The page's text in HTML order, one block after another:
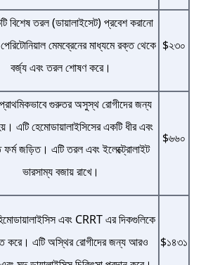
বিশেষ তরল (ডায়ালাইসেট) প্রবেশ করানো
মেমব্রেনের মাধ্যমে রক্ত ​​থেকে
বর্জ্য এবং তরল শোষণ করে।
$২৩০
গুরুতর অসুস্থ রোগীদের জন্য
এটি হেমোডায়ালাইসিসের একটি ধীর এবং
জড়িত। এটি তরল এবং ইলেক্ট্রোলাইট
ভারসাম্য বজায় রাখে।
$৬৬০
এবং CRRT এর দিকগুলিকে
করে। এটি অস্থির রোগীদের জন্য আরও
$১৪৩১